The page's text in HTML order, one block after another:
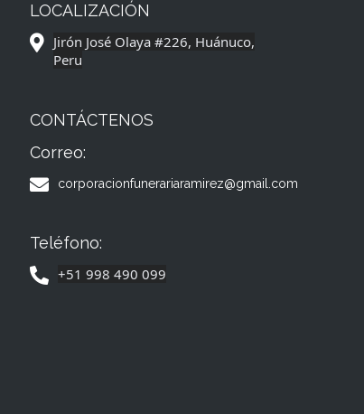
LOCALIZACIÓN
Jirón José Olaya #226, Huánuco,
Peru
CONTÁCTENOS
Correo:
corporacionfunerariaramirez@gmail.com
Teléfono:
+51 998 490 099